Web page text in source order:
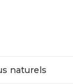
naturels